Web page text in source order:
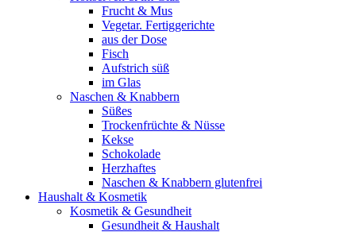
Frucht & Mus
Vegetar. Fertiggerichte
aus der Dose
Fisch
Aufstrich süß
im Glas
Naschen & Knabbern
Süßes
Trockenfrüchte & Nüsse
Kekse
Schokolade
Herzhaftes
Naschen & Knabbern glutenfrei
Haushalt & Kosmetik
Kosmetik & Gesundheit
Gesundheit & Haushalt